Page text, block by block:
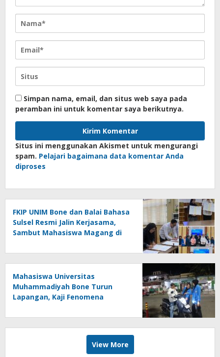
Simpan nama, email, dan situs web saya pada
peramban ini untuk komentar saya berikutnya.
Situs ini menggunakan Akismet untuk mengurangi
spam. Pelajari bagaimana data komentar Anda
diproses
FKIP UNIM Bone dan Balai Bahasa
Sulsel Resmi Jalin Kerjasama,
Sambut Mahasiswa Magang di
Mahasiswa Universitas
Muhammadiyah Bone Turun
Lapangan, Kaji Fenomena
melalui Riset FOTOFOBIA
View More